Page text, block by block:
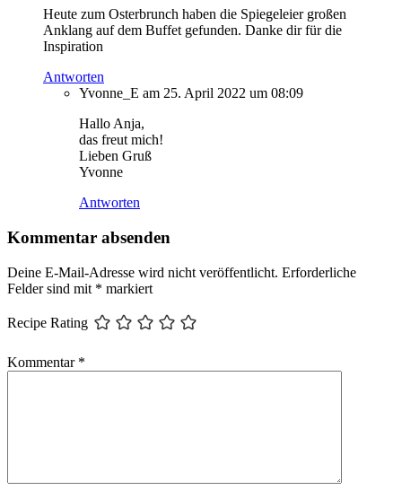
Heute zum Osterbrunch haben die Spiegeleier großen
Anklang auf dem Buffet gefunden. Danke dir für die
Inspiration
Antworten
Yvonne_E am 25. April 2022 um 08:09
Hallo Anja,
das freut mich!
Lieben Gruß
Yvonne
Antworten
Kommentar absenden
Deine E-Mail-Adresse wird nicht veröffentlicht. Erforderliche
Felder sind mit * markiert
Recipe Rating
Kommentar *